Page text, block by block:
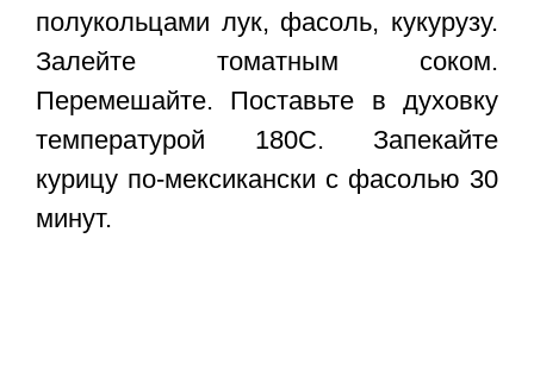
полукольцами лук, фасоль, кукурузу.
Залейте томатным соком.
Перемешайте. Поставьте в духовку
температурой 180С. Запекайте
курицу по-мексикански с фасолью 30
минут.